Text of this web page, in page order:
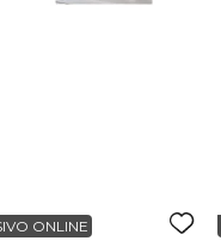
ONLINE